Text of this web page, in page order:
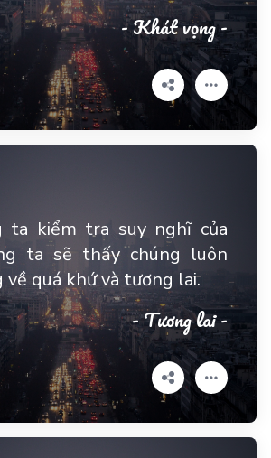
- Khát vọng -
ta kiểm tra suy nghĩ của
ta sẽ thấy chúng luôn
về quá khứ và tương lai.
- Tương lai -